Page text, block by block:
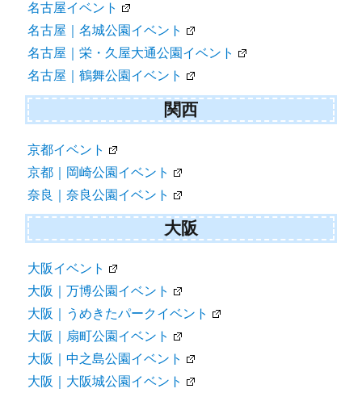
名古屋イベント
名古屋｜名城公園イベント
名古屋｜栄・久屋大通公園イベント
名古屋｜鶴舞公園イベント
関西
京都イベント
京都｜岡崎公園イベント
奈良｜奈良公園イベント
大阪
大阪イベント
大阪｜万博公園イベント
大阪｜うめきたパークイベント
大阪｜扇町公園イベント
大阪｜中之島公園イベント
大阪｜大阪城公園イベント